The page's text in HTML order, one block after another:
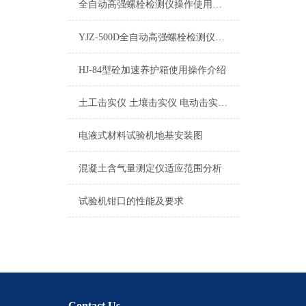
全自动高强螺栓检测仪操作使用说明书
YJZ-500D全自动高强螺栓检测仪型号/价格/图片/厂家
HJ-84型砼加速养护箱使用操作介绍
土工击实仪 土壤击实仪 电动击实仪实验操作
电液式材料试验机地基安装图
混凝土含气量测定仪适应范围分析
试验机钳口的性能及要求